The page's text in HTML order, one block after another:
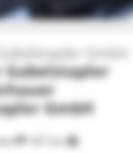
187 km
GmbH
Gabelstapler
GmbH